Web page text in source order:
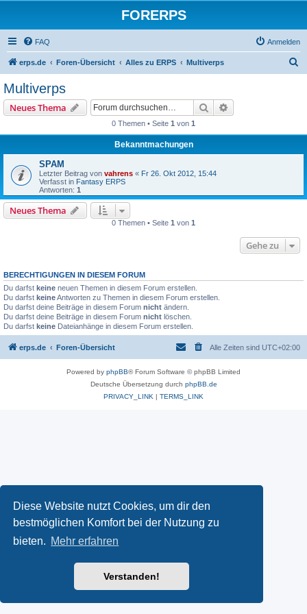
Diese Website nutzt Cookies, um dir den
bestmöglichen Komfort bei der Nutzung zu
bieten. Mehr erfahren
Verstanden!
FORERPS
FAQ Anmelden
erps.de Foren-Übersicht Alles zu ERPS Multiverps
Multiverps
Neues Thema Suche
0 Themen • Seite 1 von 1
Bekanntmachungen
SPAM
Letzter Beitrag von vahrens « Fr 26. Okt 2012, 15:44
Verfasst in Fantasy ERPS
Antworten: 1
Neues Thema
0 Themen • Seite 1 von 1
Gehe zu
BERECHTIGUNGEN IN DIESEM FORUM
Du darfst keine neuen Themen in diesem Forum erstellen.
Du darfst keineAntworten zu Themen in diesem Forum erstellen.
Du darfst deine Beiträge in diesem Forum nicht ändern.
Du darfst deine Beiträge in diesem Forum nicht löschen.
Du darfst keine Dateianhänge in diesem Forum erstellen.
erps.de Foren-Übersicht Alle Zeiten sind UTC+02:00
Powered by phpBB® Forum Software © phpBB Limited
Deutsche Übersetzung durch phpBB.de
PRIVACY_LINK | TERMS_LINK